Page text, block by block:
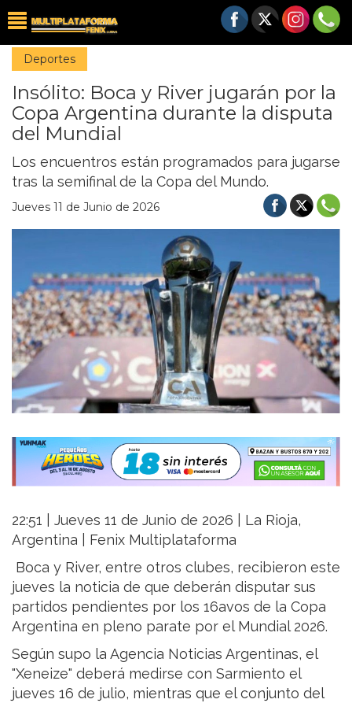
Deportes
Insólito: Boca y River jugarán por la
Copa Argentina durante la disputa
del Mundial
Los encuentros están programados para jugarse
tras la semifinal de la Copa del Mundo.
Jueves 11 de Junio de 2026
22:51 | Jueves 11 de Junio de 2026 | La Rioja,
Argentina | Fenix Multiplataforma
Boca y River, entre otros clubes, recibieron este
jueves la noticia de que deberán disputar sus
partidos pendientes por los 16avos de la Copa
Argentina en pleno parate por el Mundial 2026.
Según supo la Agencia Noticias Argentinas, el
"Xeneize" deberá medirse con Sarmiento el
jueves 16 de julio, mientras que el conjunto del